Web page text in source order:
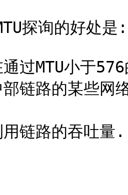
探询的好处是:
过MTU小于
路的某些网络
链路的吞吐量.